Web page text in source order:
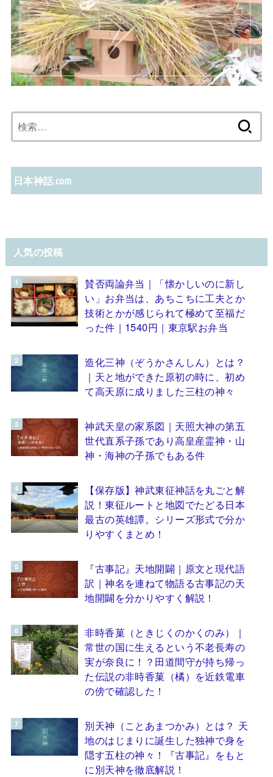
索:
日本神話.com
人気の投稿
賛否両論弁当｜「懐かしいのに新し
い」お弁当は、あちこちに工夫とか
技術とかが感じられて極めて至福だ
った件｜1540円｜東京駅お弁当
造化三神（ぞうかさんしん）とは？
｜天と地ができた原初の時に、初め
て高天原に成りました三柱の神々
神武天皇の家系図｜天照大神の第五
世代直系子孫であり高皇産霊神・山
神・海神の子孫でもある件
【保存版】神武東征神話を丸ごと解
説！東征ルートと地図でたどる日本
最古の英雄譚。シリーズ形式で分か
りやすくまとめ！
『古事記』天地開闢｜原文と現代語
訳｜神名を連ねて物語る古事記の天
地開闢を分かりやすく解説！
非時香菓（ときじくのかくのみ）｜
常世の国に生えるという不老長寿の
実が奈良に！？田道間守が持ち帰っ
た伝説の非時香菓（橘）を近鉄電車
の傍で確認した！
別天神（ことあまつかみ）とは？ 天
地のはじまりに誕生した独神で身を
隠す五柱の神々！『古事記』をもと
に別天神を徹底解説！